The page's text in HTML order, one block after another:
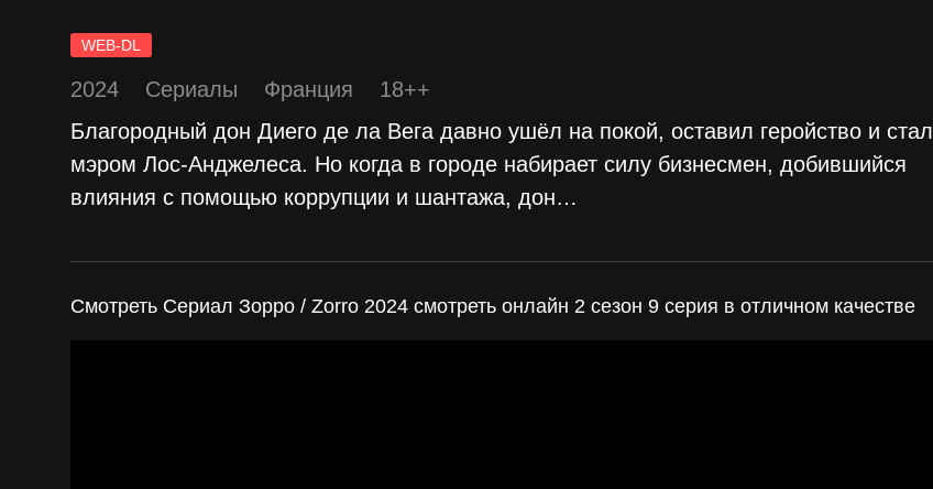
WEB-DL
2024 Сериалы Франция
18++
Благородный дон Диего де ла Вега давно ушёл на покой, оставил геройство и стал
мэром Лос-Анджелеса. Но когда в городе набирает силу бизнесмен, добившийся
влияния с помощью коррупции и шантажа, дон…
Смотреть Сериал Зорро / Zorro 2024 смотреть онлайн 2 сезон 9 серия в отличном качестве